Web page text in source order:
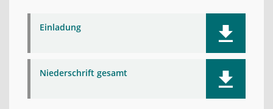
Einladung
Niederschrift gesamt